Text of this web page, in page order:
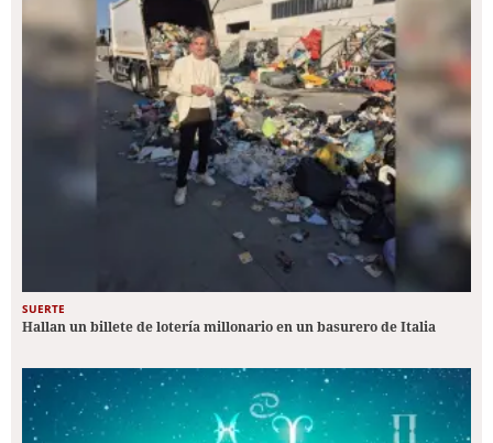
SUERTE
Hallan un billete de lotería millonario en un basurero de Italia